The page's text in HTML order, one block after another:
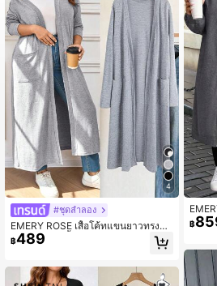
4.90 398K ผู้ติดตาม
4.90 398K ผู้ติดตาม
4.90 398K ผู้ติดตาม
4.90 398K ผู้ติดตาม
398K ผู้ติดตาม
4
#ชุดลำลอง
EMERY ROSE เสื้อโค้ทแขนยาวทรงหล
วมเรียบง่ายสีพื้นขนาดใหญ่พิเศษ มีกระเ
ป๋า เหมาะสำหรับฤดูใบไม้ผลิ/ฤดูใบไม้ร่
ปิดเทอม
฿489
ะหลุด
วอัก
฿